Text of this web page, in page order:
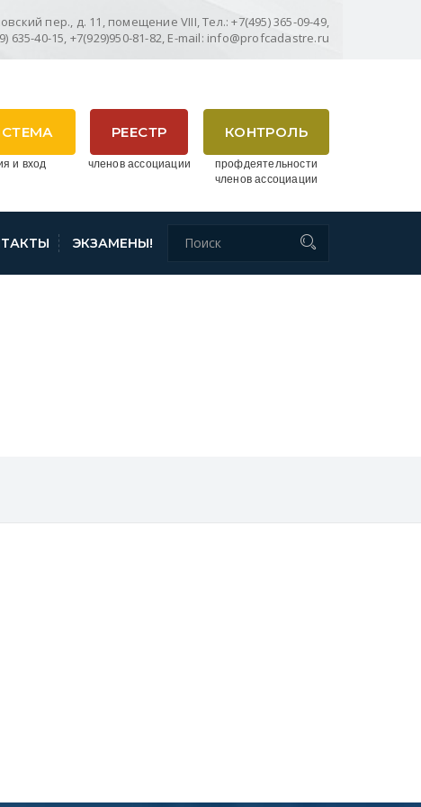
пер., д. 11, помещение VIII, Тел.: +7(495) 365-09-49,
635-40-15, +7(929)950-81-82, E-mail: info@profcadastre.ru
КОНТРОЛЬ
профдеятельности
членов ассоциации
РЕЕСТР
членов ассоциации
и вход
ЭКЗАМЕНЫ!